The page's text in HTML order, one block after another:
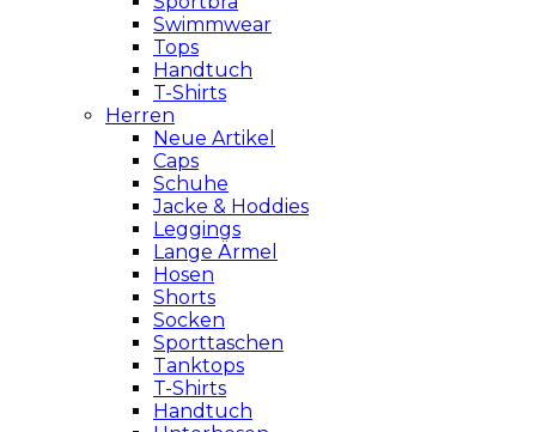
Swimmwear
Tops
Handtuch
T-Shirts
Herren
Neue Artikel
Caps
Schuhe
Jacke & Hoddies
Leggings
Lange Ärmel
Hosen
Shorts
Socken
Sporttaschen
Tanktops
T-Shirts
Handtuch